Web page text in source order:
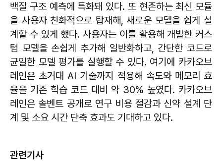
백질 구조 예측에 특화돼 있다. 또 현존하는 최신 모듈
을 사용자 친화적으로 탑재해, 새로운 모델을 쉽게 설
계할 수 있게 했다. 사용자는 이를 활용해 개발한 커스
텀 모델을 손쉽게 추가해 일반화하고, 간단한 코드로
균일한 모델 평가를 실행할 수 있다. 여기에 카카오브
레인은 초거대 AI 기술까지 적용해 속도와 메모리 효
율을 기존 학습 코드 대비 약 30% 높였다. 카카오브
레인은 솔벤트 공개로 연구 비용 절감과 신약 설계 단
계 및 소요 시간 단축 효과도 기대하고 있다.
관련기사